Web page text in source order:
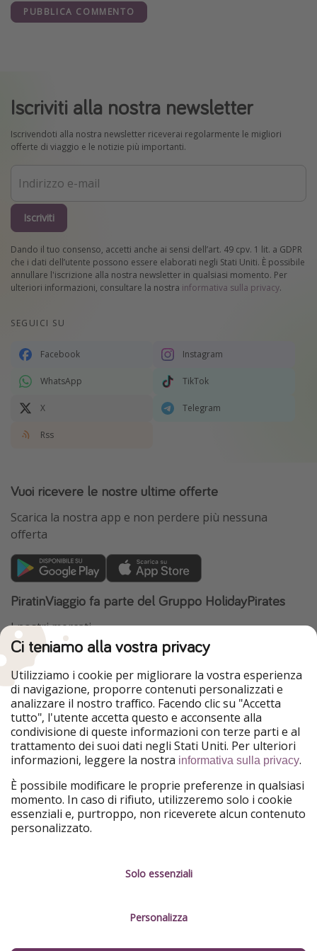
PUBBLICA COMMENTO
Iscriviti alla nostra newsletter
Iscrivendoti alla nostra newsletter riceverai regolarmente le migliori
offerte di viaggio e le notizie più importanti.
Iscriviti
Dando il tuo consenso, accetti anche ai sensi dell’art. 49 cpv. 1 lit. a GDPR
che i dati dell’utente possono essere elaborati negli Stati Uniti. È possibile
annullare l'iscrizione alla nostra newsletter in qualsiasi momento. Per
ulteriori informazioni, consultare la nostra informativa sulla privacy.
SEGUICI SU
Facebook Instagram
WhatsApp TikTok
X Telegram
Rss
Vuoi ricevere le nostre ultime offerte
Scarica la nostra app e non perdere più nessuna
offerta
PiratinViaggio fa parte del Gruppo HolidayPirates
I nostri mercati
HolidayPirates
VakantiePiraten
WakacyjniPiraci
Ferienpiraten
Urlaubspiraten
Urlaubspiraten
ViajerosPiratas
TravelPirates
Il nostro gruppo
HolidayPirates Group
Conoscici meglio
Chi siamo
Lavora con noi
Informazioni legali
Termini d' Uso
Ci teniamo alla vostra privacy
Utilizziamo i cookie per migliorare la vostra esperienza
di navigazione, proporre contenuti personalizzati e
analizzare il nostro traffico. Facendo clic su "Accetta
tutto", l'utente accetta questo e acconsente alla
condivisione di queste informazioni con terze parti e al
trattamento dei suoi dati negli Stati Uniti. Per ulteriori
informazioni, leggere la nostra informativa sulla privacy.
È possibile modificare le proprie preferenze in qualsiasi
momento. In caso di rifiuto, utilizzeremo solo i cookie
essenziali e, purtroppo, non riceverete alcun contenuto
personalizzato.
Solo essenziali
Personalizza